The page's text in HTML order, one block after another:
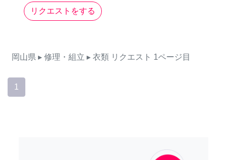
リクエストをする
岡山県 ▸ 修理・組立 ▸ 衣類 リクエスト 1ページ目
1